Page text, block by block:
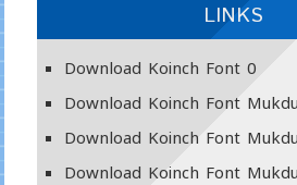
LINKS
Download Koinch Font0
Download Koinch Font
Download Koinch Font
Download Koinch Font